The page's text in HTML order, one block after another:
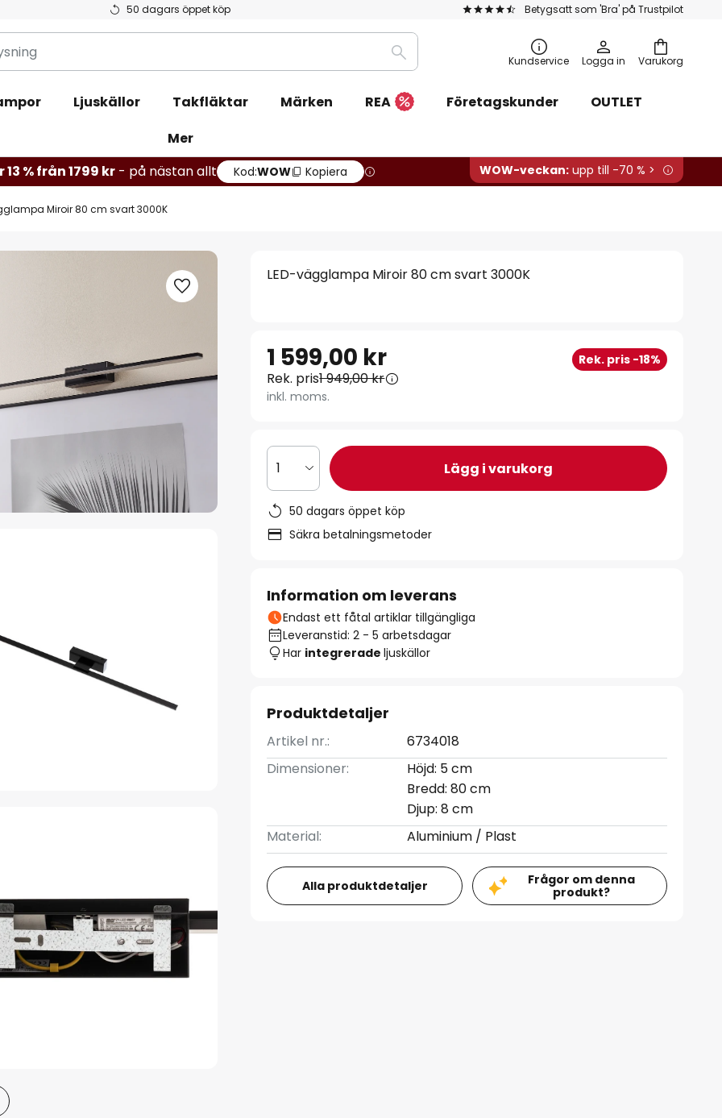
50 dagars öppet köp Betygsatt som 'Bra' på Trustpilot
Varukorg
Sök Kundservice Logga in
Ljuskällor Takfläktar Märken REA Företagskunder
OUTLET
Mer
% från 1799 kr - på nästan allt Kod:WOW Kopiera WOW-veckan: upp till -70 % >
Miroir 80 cm svart 3000K
LED-vägglampa Miroir 80 cm svart 3000K
1 599,00 kr Rek. pris -18%
Rek. pris1 949,00 kr
inkl. moms.
1 Lägg i varukorg
50 dagars öppet köp
Säkra betalningsmetoder
Information om leverans
Endast ett fåtal artiklar tillgängliga
Leveranstid: 2 - 5 arbetsdagar
Har integreradeljuskällor
Produktdetaljer
Artikel nr.:
6734018
Dimensioner:
Höjd: 5 cm
Bredd: 80 cm
Djup: 8 cm
Material:
Aluminium / Plast
Alla produktdetaljer
Frågor om denna
produkt?